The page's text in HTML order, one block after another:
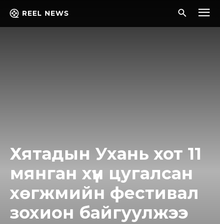
REEL NEWS
Хятадын Ухань хот 11
мянган хүн цугалсан
хөгжмийн фестивал
зохион байгуулжээ